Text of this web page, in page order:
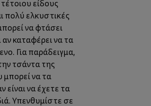
είδους
πολύ ελκυστικές
να φτάσει
καταφέρει να τα
Για παράδειγμα,
τσάντα της
μπορεί να τα
είναι να έχετε τα
Υπενθυμίστε σε